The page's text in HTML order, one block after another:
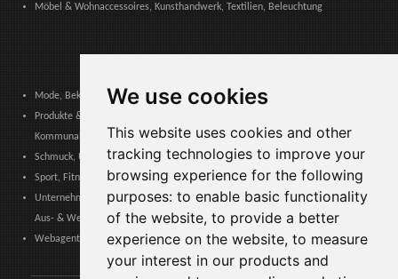
We use cookies
This website uses cookies and other
tracking technologies to improve your
browsing experience for the following
purposes: to enable basic functionality
of the website, to provide a better
experience on the website, to measure
your interest in our products and
Möbel & Wohnaccessoires, Kunsthandwerk, Textilien, Beleuchtung
Mode, Bekleidung, Modeaccessoires, Schuhe & Lederwaren
Produkte & Dienstleistungen für Gemeinschaften, Öffentliche Verwaltung &
Kommunale Behörden
Schmuck, Uhren, Edelmetalle
Sport, Fitness, Freizeit – Produkte, Materialien & Ausrüstung
Unternehmensdienstleistungen, Logistik, Arbeitssicherheit, Zertifizierungen,
Aus- & Weiterbildung
Webagenturen, Web-Services, Software & Apps